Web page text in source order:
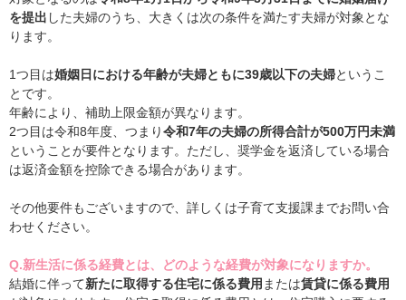
を提出 した夫婦のうち、大きくは次の条件を満たす夫婦が対象とな
ります。
1つ目は婚姻日における年齢が夫婦ともに39歳以下の夫婦というこ
とです。
年齢により、補助上限金額が異なります。
2つ目は令和8年度、つまり令和7年の夫婦の所得合計が500万円未満
ということが要件となります。ただし、奨学金を返済している場合
は返済金額を控除できる場合があります。
その他要件もございますので、詳しくは子育て支援課までお問い合
わせください。
Q.新生活に係る経費とは、どのような経費が対象になりますか。
結婚に伴って新たに取得する住宅に係る費用 または賃貸に係る費用